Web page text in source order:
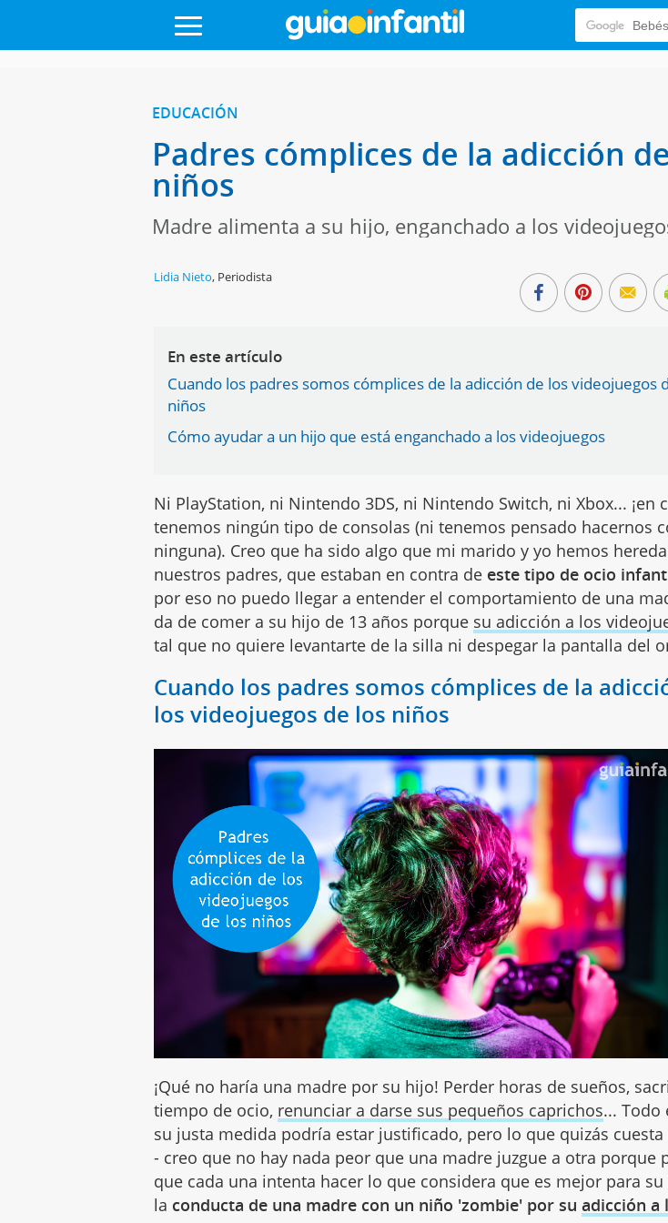
EDUCACIÓN
Padres cómplices de la adicción
niños
Madre alimenta a su hijo, enganchado a los
Lidia Nieto, Periodista
En este artículo
Cuando los padres somos cómplices de la adicción de los videojuegos
niños
Cómo ayudar a un hijo que está enganchado a los videojuegos
Ni PlayStation, ni Nintendo 3DS, ni Nintendo Switch, ni Xbox... ¡en
tenemos ningún tipo de consolas (ni tenemos pensado hacernos
ninguna). Creo que ha sido algo que mi marido y yo hemos
nuestros padres, que estaban en contra de este tipo de ocio
por eso no puedo llegar a entender el comportamiento de una
da de comer a su hijo de 13 años porque su adicción a los
tal que no quiere levantarte de la silla ni despegar la pantalla del
Cuando los padres somos cómplices de la
los videojuegos de los niños
¡Qué no haría una madre por su hijo! Perder horas de sueños,
tiempo de ocio, renunciar a darse sus pequeños caprichos... Todo
su justa medida podría estar justificado, pero lo que quizás
- creo que no hay nada peor que una madre juzgue a otra porque
que cada una intenta hacer lo que considera que es mejor para su
la conducta de una madre con un niño 'zombie' por suadicción a